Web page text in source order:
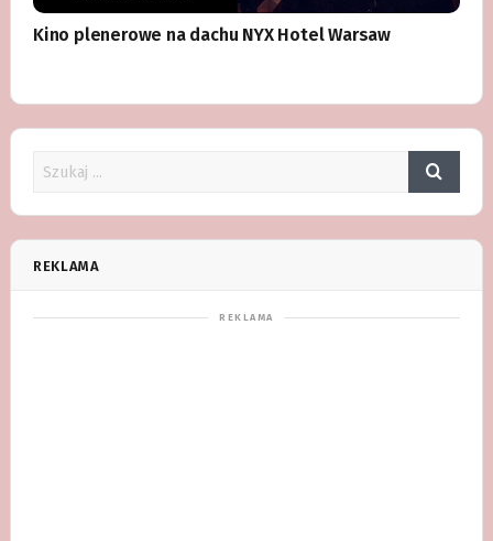
Kino plenerowe na dachu NYX Hotel Warsaw
REKLAMA